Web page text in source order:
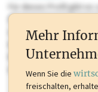
Für dieses Profil gibt
Sie momentan nicht
oder loggen Sie sich ein
Marken, Patente,
mehr.
Mehr
Wenn Sie die
freischalten,